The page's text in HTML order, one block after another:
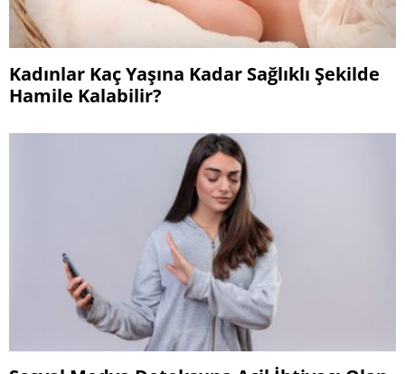
Kadınlar Kaç Yaşına Kadar Sağlıklı Şekilde
Hamile Kalabilir?